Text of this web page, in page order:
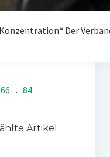
Der
66 … 84
Artikel